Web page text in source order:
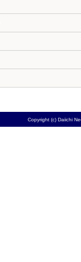
Copyright (c) Daiichi